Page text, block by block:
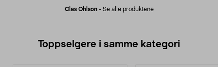
Clas Ohlson- Se alle produktene
Toppselgere i samme kategori